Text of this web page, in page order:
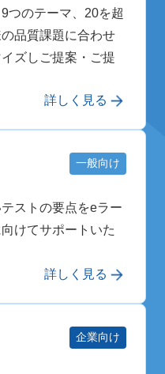
つのテーマ、20を超
品質課題に合わせ
ズしご提案・ご提
詳しく見る
一般向け
ストの要点をeラー
けてサポートいた
詳しく見る
企業向け